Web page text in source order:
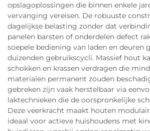
opslagoplossingen die binnen enkele
vervanging vereisen. De robuuste
dagelijkse belasting zonder dat
panelen barsten of onderdelen defect
soepele bediening van laden en deuren
duizenden gebruikscycli. Massief hout
schokken en krassen verdragen die
materialen permanent zouden
gebreken zijn vaak herstelbaar via
laktechnieken die de oorspronkelijke
Deze veerkracht maakt houten
ideaal voor actieve huishoudens met